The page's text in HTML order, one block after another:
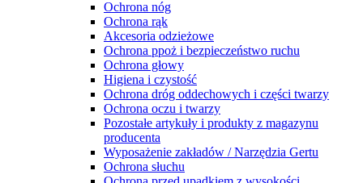
Ochrona nóg
Ochrona rąk
Akcesoria odzieżowe
Ochrona ppoż i bezpieczeństwo ruchu
Ochrona głowy
Higiena i czystość
Ochrona dróg oddechowych i części twarzy
Ochrona oczu i twarzy
Pozostałe artykuły i produkty z magazynu
producenta
Wyposażenie zakładów / Narzędzia Gertu
Ochrona słuchu